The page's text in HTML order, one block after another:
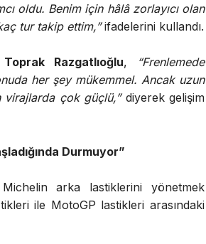
oldu. Benim için hâlâ zorlayıcı olan
tur takip ettim,”ifadelerini kullandı.
Toprak Razgatlıoğlu,
“Frenlemede
her şey mükemmel. Ancak uzun
virajlarda çok güçlü,”diyerek gelişim
Durmuyor”
arka lastiklerini yönetmek
ile MotoGP lastikleri arasındaki